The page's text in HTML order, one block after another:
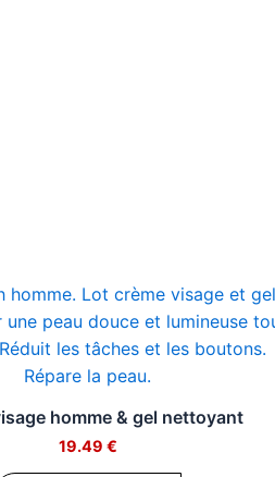
homme & gel nettoyant
19.49 €